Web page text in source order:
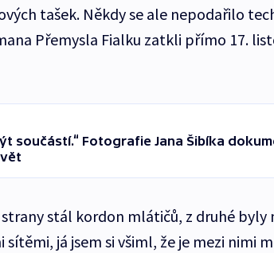
tašek. Někdy se ale nepodařilo
Přemysla Fialku zatkli přímo 17.
součástí.“ Fotografie Jana Šibíka
strany stál kordon mlátičů, z druhé byly
sítěmi, já jsem si všiml, že je mezi nimi